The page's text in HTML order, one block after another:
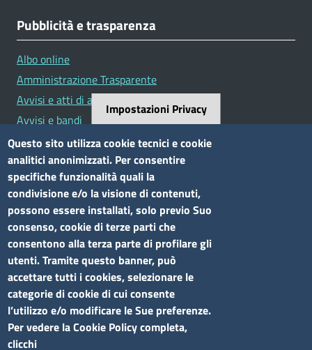
Pubblicità e trasparenza
Albo online
Amministrazione Trasparente
Avvisi e atti di altre Amministrazioni
Avvisi e bandi
Bandi di concorso
Siti tematici
Elenco siti tematici
Seguici su
Sito web
Impostazioni Privacy
Questo sito utilizza cookie tecnici e cookie
analitici anonimizzati. Per consentire
specifiche funzionalità quali la
condivisione e/o la visione di contenuti,
possono essere installati, solo previo Suo
consenso, cookie di terze parti che
consentono alla terza parte di profilare gli
utenti. Tramite questo banner, può
accettare tutti i cookies, selezionare le
categorie di cookie di cui consente
l’utilizzo e/o modificare le Sue preferenze.
Per vedere la Cookie Policy completa,
clicchi